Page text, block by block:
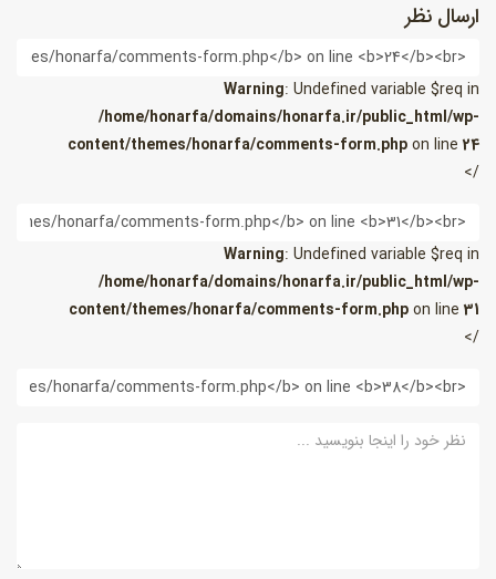
ارسال نظر
Warning: Undefined variable $req in
/home/honarfa/domains/honarfa.ir/public_html/wp-
content/themes/honarfa/comments-form.phpon line24
/>
ایمیل
Warning: Undefined variable $req in
/home/honarfa/domains/honarfa.ir/public_html/wp-
content/themes/honarfa/comments-form.phpon line31
/>